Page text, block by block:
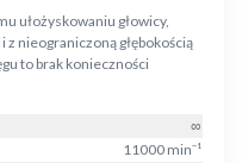
ułożyskowaniu głowicy,
nieograniczoną głębokością
to brak konieczności
∞
11000 min⁻¹